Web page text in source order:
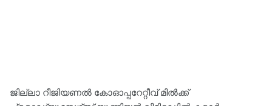
ജില്ലാ റീജിയണൽ കോഓപ്പറേറ്റീവ് മിൽക്ക്